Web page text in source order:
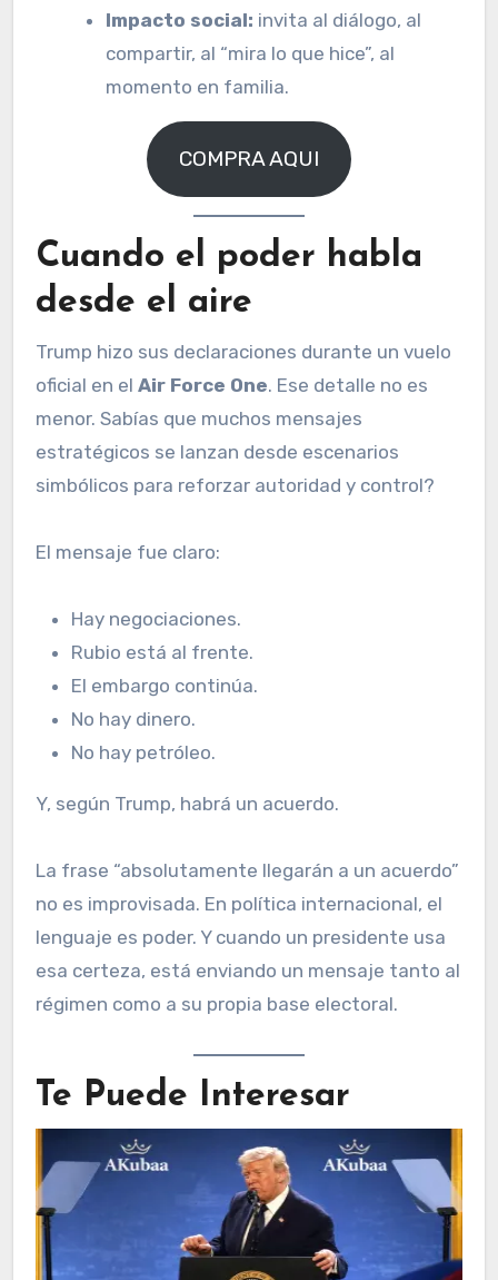
Impacto social: invita al diálogo, al
compartir, al “mira lo que hice”, al
momento en familia.
COMPRA AQUI
Cuando el poder habla
desde el aire
Trump hizo sus declaraciones durante un vuelo
oficial en el Air Force One. Ese detalle no es
menor. Sabías que muchos mensajes
estratégicos se lanzan desde escenarios
simbólicos para reforzar autoridad y control?
El mensaje fue claro:
Hay negociaciones.
Rubio está al frente.
El embargo continúa.
No hay dinero.
No hay petróleo.
Y, según Trump, habrá un acuerdo.
La frase “absolutamente llegarán a un acuerdo”
no es improvisada. En política internacional, el
lenguaje es poder. Y cuando un presidente usa
esa certeza, está enviando un mensaje tanto al
régimen como a su propia base electoral.
Te Puede Interesar